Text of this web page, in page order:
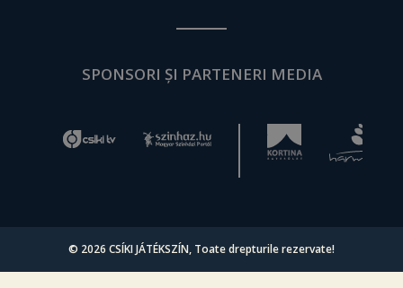
SPONSORI ȘI PARTENERI MEDIA
© 2026 CSÍKI JÁTÉKSZÍN, Toate drepturile rezervate!